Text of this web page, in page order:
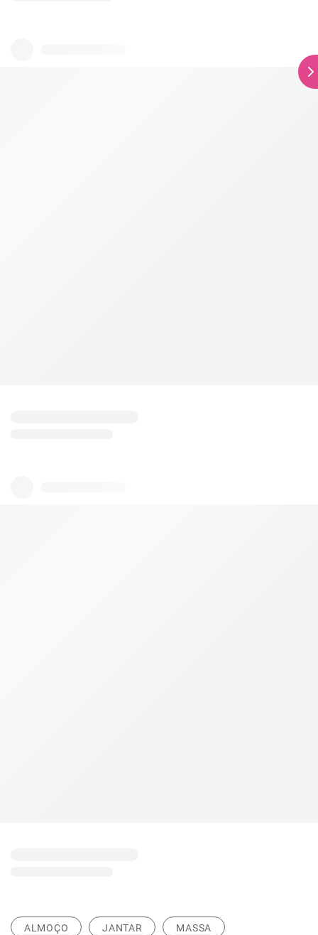
ALMOÇO JANTAR MASSA